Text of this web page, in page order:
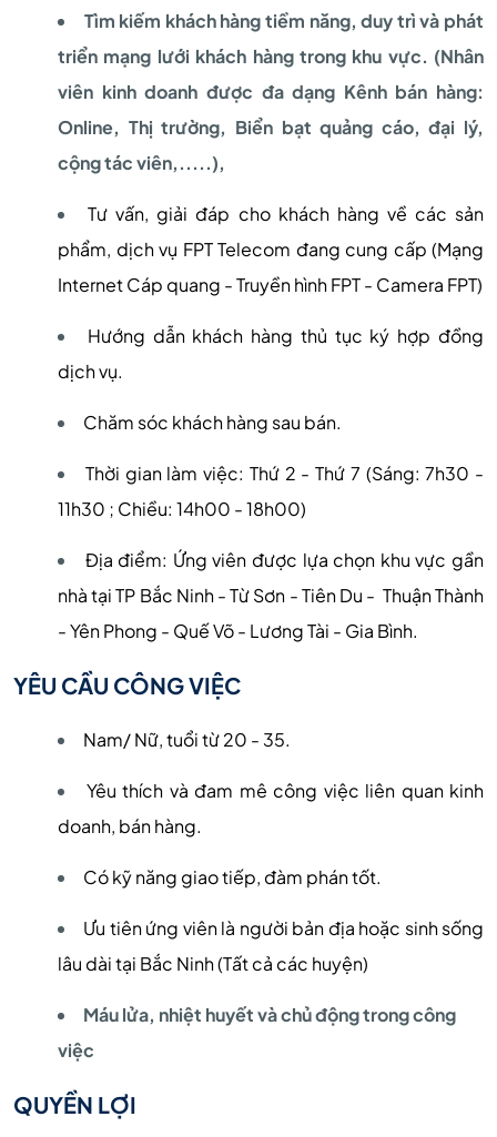
Tìm kiếm khách hàng tiềm năng, duy trì và phát
triển mạng lưới khách hàng trong khu vực. (Nhân
viên kinh doanh được đa dạng Kênh bán hàng:
Online, Thị trường, Biển bạt quảng cáo, đại lý,
cộng tác viên,.....),
Tư vấn, giải đáp cho khách hàng về các sản
phẩm, dịch vụ FPT Telecom đang cung cấp (Mạng
Internet Cáp quang - Truyền hình FPT - Camera FPT)
Hướng dẫn khách hàng thủ tục ký hợp đồng
dịch vụ.
Chăm sóc khách hàng sau bán.
Thời gian làm việc: Thứ 2 - Thứ 7 (Sáng: 7h30 -
11h30 ; Chiều: 14h00 - 18h00)
Địa điểm: Ứng viên được lựa chọn khu vực gần
nhà tại TP Bắc Ninh - Từ Sơn - Tiên Du - Thuận Thành
- Yên Phong - Quế Võ - Lương Tài - Gia Bình.
YÊU CẦU CÔNG VIỆC
Nam/ Nữ, tuổi từ 20 - 35.
Yêu thích và đam mê công việc liên quan kinh
doanh, bán hàng.
Có kỹ năng giao tiếp, đàm phán tốt.
Ưu tiên ứng viên là người bản địa hoặc sinh sống
lâu dài tại Bắc Ninh (Tất cả các huyện)
Máu lửa, nhiệt huyết và chủ động trong công
việc
QUYỀN LỢI